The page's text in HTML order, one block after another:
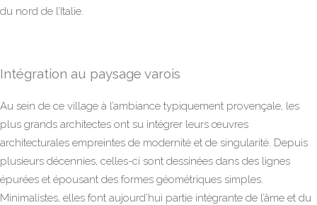
du nord de l’Italie.
Intégration au paysage varois
Au sein de ce village à l’ambiance typiquement provençale, les
plus grands architectes ont su intégrer leurs œuvres
architecturales empreintes de modernité et de singularité. Depuis
plusieurs décennies, celles-ci sont dessinées dans des lignes
épurées et épousant des formes géométriques simples.
Minimalistes, elles font aujourd’hui partie intégrante de l’âme et du